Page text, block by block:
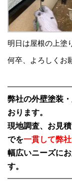
明日は屋根の上塗
何卒、よろしくお
弊社の外壁塗装
おります。
現地調査、お見
でを一貫して弊社
幅広いニーズに
す。